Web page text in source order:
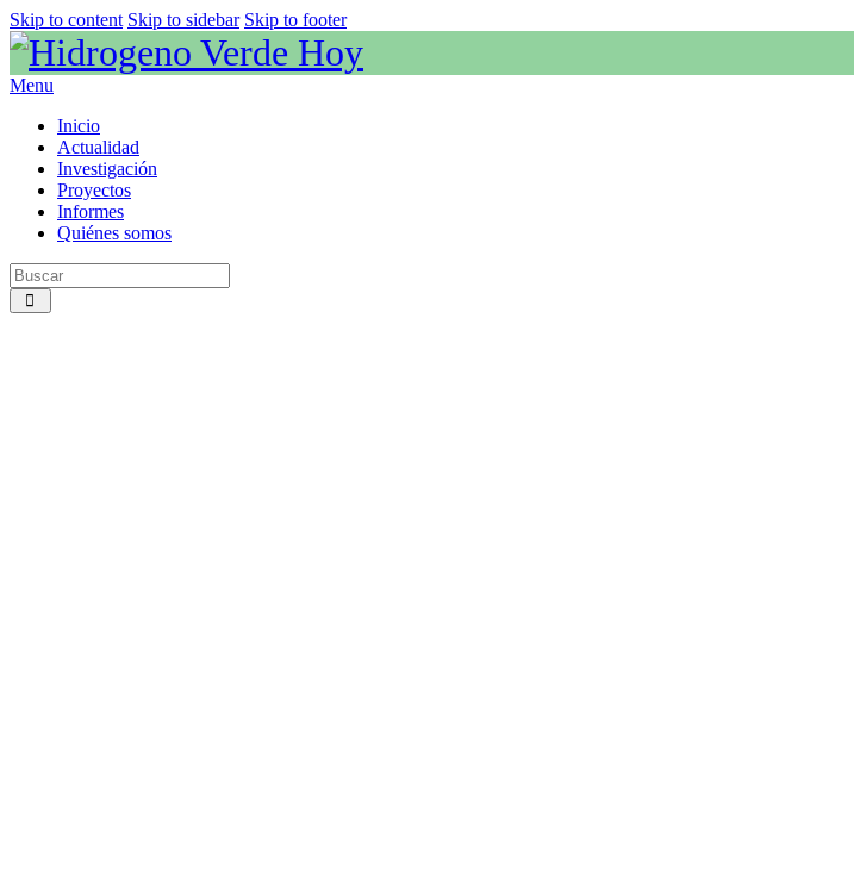
Skip to content Skip to sidebar Skip to footer
Menu
Inicio
Actualidad
Investigación
Proyectos
Informes
Quiénes somos